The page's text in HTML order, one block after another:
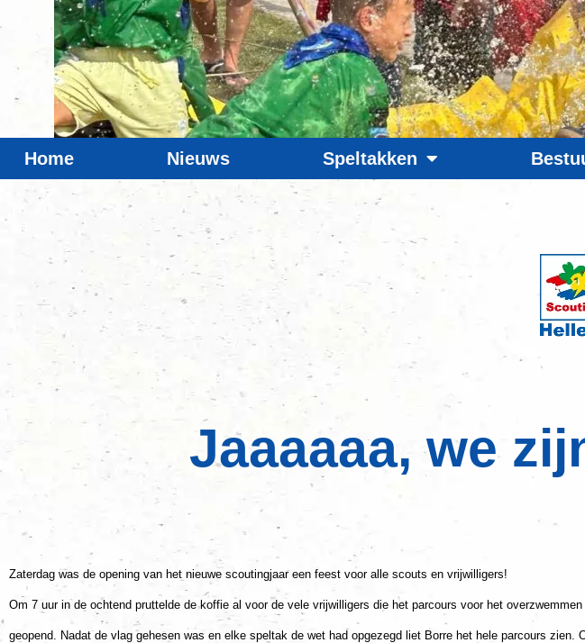
Home Nieuws Speltakken
Jaaaaaa, we
Zaterdag was de opening van het nieuwe scoutingjaar een feest voor alle scouts en vrijwilligers!
Om 7 uur in de ochtend pruttelde de koffie al voor de vele vrijwilligers die het parcours voor het
geopend. Nadat de vlag gehesen was en elke speltak de wet had opgezegd liet Borre het hele parcours